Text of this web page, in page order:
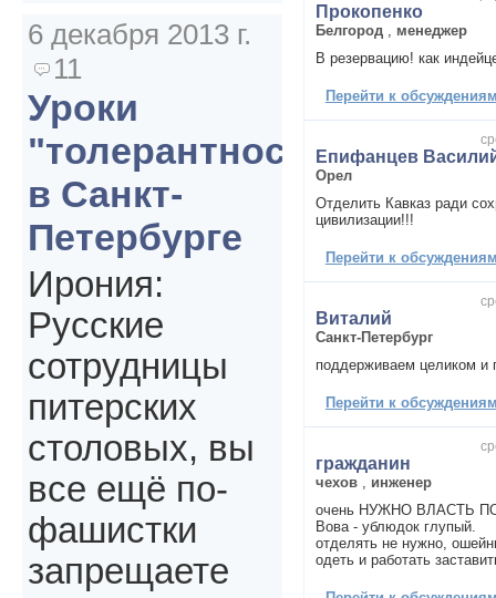
Прокопенко
Белгород
менеджер
В резервацию! как
Перейти к
Епифанцев
Орел
Отделить Кавказ ради
цивилизации!!!
Перейти к
Виталий
Санкт-Петербург
поддерживаем целиком и
Перейти к
гражданин
чехов
инженер
очень НУЖНО ВЛАСТЬ
Вова - ублюдок глупый.
отделять не нужно,
одеть и работать
6 декабря 2013 г.
11
Уроки
"толерантности"
в Санкт-
Петербурге
Ирония:
Русские
сотрудницы
питерских
столовых, вы
все ещё по-
фашистки
запрещаете